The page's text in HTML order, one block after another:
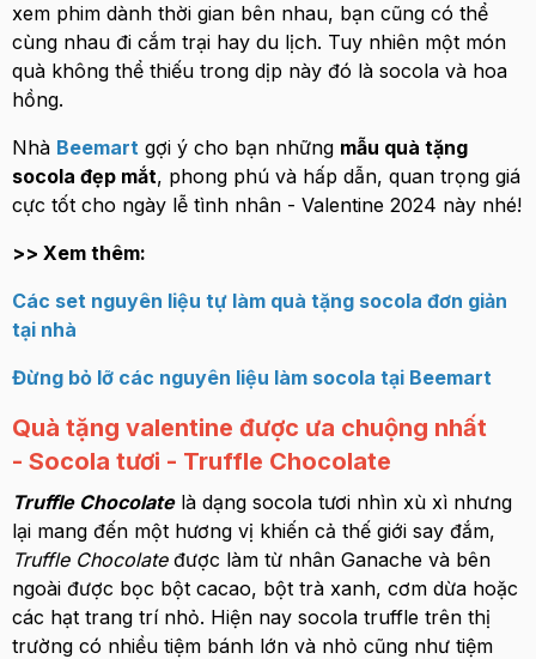
xem phim dành thời gian bên nhau, bạn cũng có thể
cùng nhau đi cắm trại hay du lịch. Tuy nhiên một món
quà không thể thiếu trong dịp này đó là socola và hoa
hồng.
Nhà Beemart gợi ý cho bạn những mẫu quà tặng
socola đẹp mắt, phong phú và hấp dẫn, quan trọng giá
cực tốt cho ngày lễ tình nhân - Valentine 2024 này nhé!
>> Xem thêm:
Các set nguyên liệu tự làm quà tặng socola đơn giản
tại nhà
Đừng bỏ lỡ các nguyên liệu làm socola tại Beemart
Quà tặng valentine được ưa chuộng nhất
- Socola tươi - Truffle Chocolate
Truffle Chocolatelà dạng socola tươi nhìn xù xì nhưng
lại mang đến một hương vị khiến cả thế giới say đắm,
Truffle Chocolateđược làm từ nhân Ganache và bên
ngoài được bọc bột cacao, bột trà xanh, cơm dừa hoặc
các hạt trang trí nhỏ. Hiện nay socola truffle trên thị
trường có nhiều tiệm bánh lớn và nhỏ cũng như tiệm